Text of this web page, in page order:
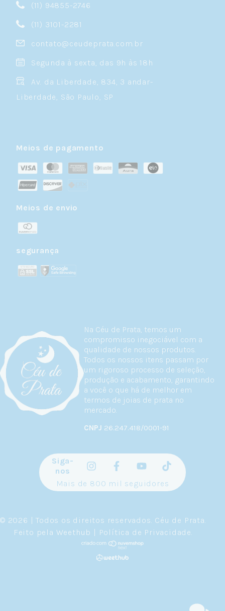
Na Céu de Prata, temos um
compromisso inegociável com a
qualidade de nossos produtos.
Todos os nossos itens passam por
um rigoroso processo de seleção,
produção e acabamento, garantindo
a você o que há de melhor em
termos de joias de prata no
mercado.
CNPJ 26.247.418/0001-91
(11) 94855-2746
(11) 3101-2281
contato@ceudeprata.com.br
Segunda à sexta, das 9h às 18h
Av. da Liberdade, 834, 3 andar-
Liberdade, São Paulo, SP
Meios de pagamento
Meios de envio
segurança
Siga-
nos
Mais de 800 mil seguidores
© 2026 | Todos os direitos reservados. Céu de Prata
Feito pela Weethub | Política de Privacidade